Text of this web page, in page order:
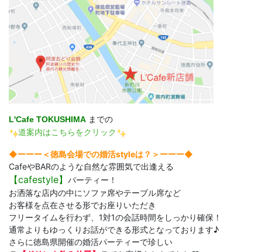
L'Cafe TOKUSHIMA までの
道案内はこちらをクリック
◆ーーー＜徳島会場での婚活styleは？＞ーーー◆
CafeやBARのような自然な雰囲気で出逢える
【cafestyle】 パーティー！
お洒落な店内の中にソファ席やテーブル席など
お客様を点在させる形でお座りいただき
フリータイムを行わず、1対1の会話時間をしっかり確保！
通常よりもゆっくりお話ができる形式となっております♪
さらに徳島県開催の婚活パーティーで珍しい